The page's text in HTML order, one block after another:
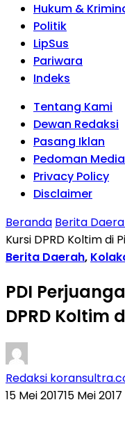
Hukum &
Politik
LipSus
Pariwara
Indeks
Tentang Kami
Dewan Redaksi
Pasang Iklan
Pedoman
Privacy Policy
Disclaimer
Beranda Berita
Kursi DPRD Koltim di
Berita Daerah,
PDI
DPRD Koltim
Redaksi
15 Mei 201715 Mei 2017